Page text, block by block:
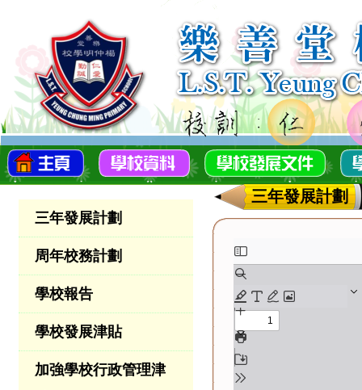
三年發展計劃
周年校務計劃
學校報告
學校發展津貼
加強學校行政管理津
三年發展計劃